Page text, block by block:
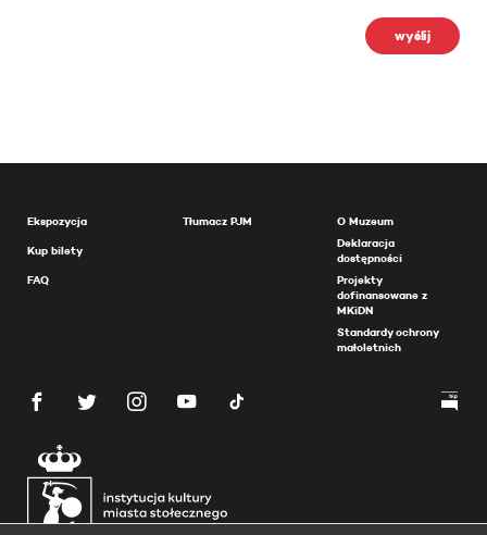
wyślij
Ekspozycja
Kup bilety
FAQ
Tłumacz PJM
O Muzeum
Deklaracja
dostępności
Projekty
dofinansowane z
MKiDN
Standardy ochrony
małoletnich